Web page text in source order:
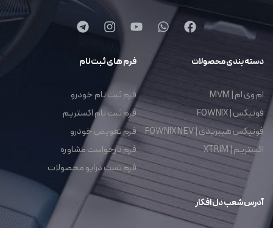
دسته بندی محصولات
ام وی ام | MVM
فونیکس | FOWNIX
فونیکس هیبریدی | FOWNIX NEV
اکستریم | XTRIM
فرم های ثبت نام
فرم ثبت نام خودرو
فرم ثبت نام اکستریم
فرم تعویض خودرو
فرم درخواست مشاوره
فرم تست درایو محصولات
آدرس شعب دل افکار